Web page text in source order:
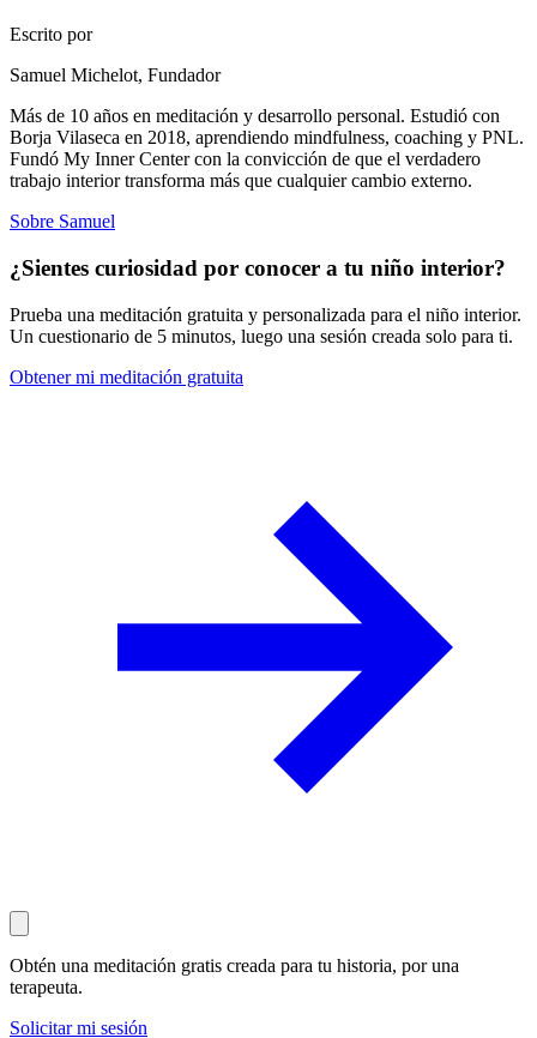
Escrito por
Samuel Michelot, Fundador
Más de 10 años en meditación y desarrollo personal. Estudió con
Borja Vilaseca en 2018, aprendiendo mindfulness, coaching y PNL.
Fundó My Inner Center con la convicción de que el verdadero
trabajo interior transforma más que cualquier cambio externo.
Sobre Samuel
¿Sientes curiosidad por conocer a tu niño interior?
Prueba una meditación gratuita y personalizada para el niño interior.
Un cuestionario de 5 minutos, luego una sesión creada solo para ti.
Obtener mi meditación gratuita
Obtén una meditación gratis creada para tu historia, por una
terapeuta.
Solicitar mi sesión